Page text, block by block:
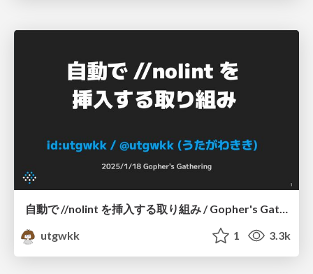
自動で //nolint を挿入する取り組み / Gopher's Gathering
utgwkk
1 3.3k